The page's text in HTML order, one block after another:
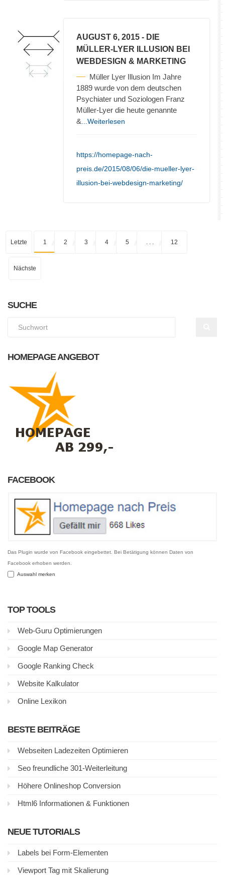
AUGUST 6, 2015 - DIE
MÜLLER-LYER ILLUSION BEI
WEBDESIGN & MARKETING
Müller Lyer Illusion Im Jahre
1889 wurde von dem deutschen
Psychiater und Soziologen Franz
Müller-Lyer die heute genannte
& ...Weiterlesen
https://homepage-nach-
preis.de/2015/08/06/die-mueller-lyer-
illusion-bei-webdesign-marketing/
Letzte 1 2 3 4 5 12
Nächste
SUCHE
HOMEPAGE ANGEBOT
FACEBOOK
Das Plugin wurde von Facebook eingebettet. Bei Betätigung können Daten von
Facebook erhoben werden.
Auswahl merken
TOP TOOLS
Web-Guru Optimierungen
Google Map Generator
Google Ranking Check
Website Kalkulator
Online Lexikon
BESTE BEITRÄGE
Webseiten Ladezeiten Optimieren
Seo freundliche 301-Weiterleitung
Höhere Onlineshop Conversion
Html6 Informationen & Funktionen
NEUE TUTORIALS
Labels bei Form-Elementen
Viewport Tag mit Skalierung